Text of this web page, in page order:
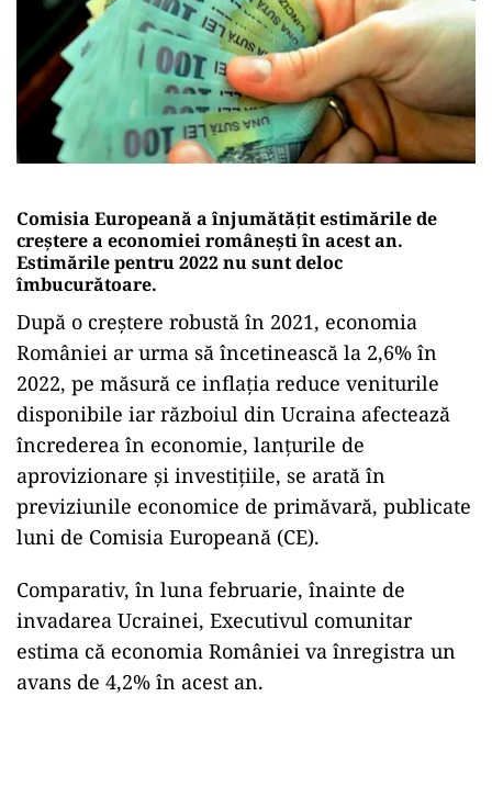
Comisia Europeană a înjumătățit estimările de
creștere a economiei românești în acest an.
Estimările pentru 2022 nu sunt deloc
îmbucurătoare.
După o creştere robustă în 2021, economia
României ar urma să încetinească la 2,6% în
2022, pe măsură ce inflaţia reduce veniturile
disponibile iar războiul din Ucraina afectează
încrederea în economie, lanţurile de
aprovizionare şi investiţiile, se arată în
previziunile economice de primăvară, publicate
luni de Comisia Europeană (CE).
Comparativ, în luna februarie, înainte de
invadarea Ucrainei, Executivul comunitar
estima că economia României va înregistra un
avans de 4,2% în acest an.